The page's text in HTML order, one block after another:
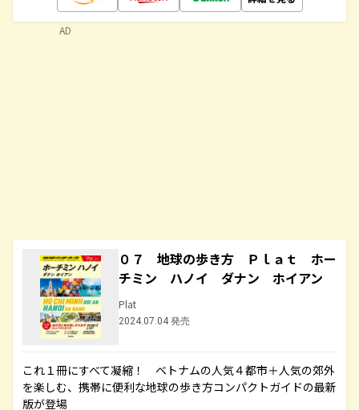
０７ 地球の歩き方 Ｐｌａｔ ホー
チミン ハノイ ダナン ホイアン
Plat
2024.07.04 発売
これ１冊にすべて凝縮！ ベトナムの人気４都市＋人気の郊外
を楽しむ、携帯に便利な地球の歩き方コンパクトガイドの最新
版が登場
AD